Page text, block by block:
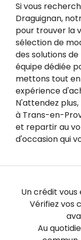
Si vous
Draguignan,
pour trouver la
sélection de
des solutions
équipe dédiée
mettons tout
expérience
N'attendez
à Trans-en-
et repartir au
d'occasion qui
Un crédit
Vérifiez vos
Au